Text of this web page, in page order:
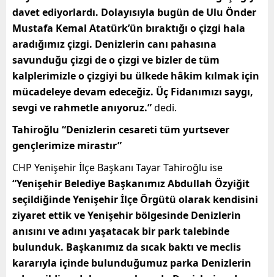
davet ediyorlardı. Dolayısıyla bugün de Ulu Önder
Mustafa Kemal Atatürk’ün bıraktığı o çizgi hala
aradığımız çizgi. Denizlerin canı pahasına
savunduğu çizgi de o çizgi ve bizler de tüm
kalplerimizle o çizgiyi bu ülkede hâkim kılmak için
mücadeleye devam edeceğiz. Üç Fidanımızı saygı,
sevgi ve rahmetle anıyoruz.”dedi.
Tahiroğlu “Denizlerin cesareti tüm yurtsever
gençlerimize mirastır”
CHP Yenişehir İlçe Başkanı Tayar Tahiroğlu ise
“Yenişehir Belediye Başkanımız Abdullah Özyiğit
seçildiğinde Yenişehir İlçe Örgütü olarak kendisini
ziyaret ettik ve Yenişehir bölgesinde Denizlerin
anısını ve adını yaşatacak bir park talebinde
bulunduk. Başkanımız da sıcak baktı ve meclis
kararıyla içinde bulunduğumuz parka Denizlerin